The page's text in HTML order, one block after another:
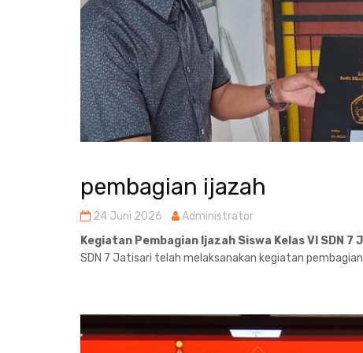
pembagian ijazah
24 Juni 2026
Administrator
Kegiatan Pembagian Ijazah Siswa Kelas VI SDN 7
SDN 7 Jatisari telah melaksanakan kegiatan pembagian